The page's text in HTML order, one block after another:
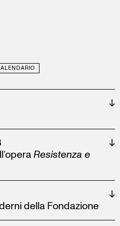
↓
↓
Resistenza e
↓
della Fondazione